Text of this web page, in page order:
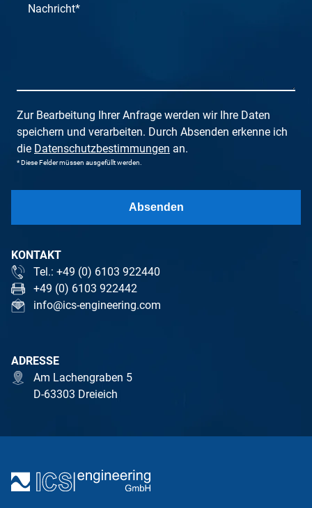
Zur Bearbeitung Ihrer Anfrage werden wir Ihre Daten
speichern und verarbeiten. Durch Absenden erkenne ich
die Datenschutzbestimmungen an.
* Diese Felder müssen ausgefüllt werden.
KONTAKT
Tel.: +49 (0) 6103 922440
+49 (0) 6103 922442
info@ics-engineering.com
ADRESSE
Am Lachengraben 5
D-63303 Dreieich